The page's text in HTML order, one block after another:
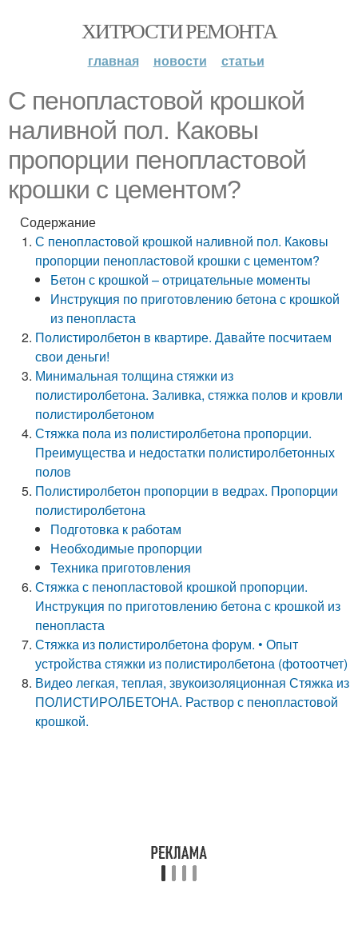
ХИТРОСТИ РЕМОНТА
главная новости статьи
С пенопластовой крошкой
наливной пол. Каковы
пропорции пенопластовой
крошки с цементом?
Содержание
С пенопластовой крошкой наливной пол. Каковы
пропорции пенопластовой крошки с цементом?
Бетон с крошкой – отрицательные моменты
Инструкция по приготовлению бетона с крошкой
из пенопласта
Полистиролбетон в квартире. Давайте посчитаем
свои деньги!
Минимальная толщина стяжки из
полистиролбетона. Заливка, стяжка полов и кровли
полистиролбетоном
Стяжка пола из полистиролбетона пропорции.
Преимущества и недостатки полистиролбетонных
полов
Полистиролбетон пропорции в ведрах. Пропорции
полистиролбетона
Подготовка к работам
Необходимые пропорции
Техника приготовления
Стяжка с пенопластовой крошкой пропорции.
Инструкция по приготовлению бетона с крошкой из
пенопласта
Стяжка из полистиролбетона форум. • Опыт
устройства стяжки из полистиролбетона (фотоотчет)
Видео легкая, теплая, звукоизоляционная Стяжка из
ПОЛИСТИРОЛБЕТОНА. Раствор с пенопластовой
крошкой.